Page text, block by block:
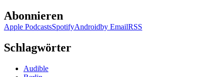
Abonnieren
Apple PodcastsSpotifyAndroidby EmailRSS
Schlagwörter
Audible